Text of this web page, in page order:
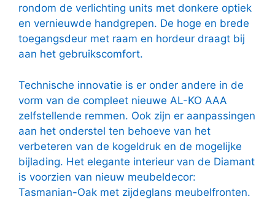
rondom de verlichting units met donkere optiek
en vernieuwde handgrepen. De hoge en brede
toegangsdeur met raam en hordeur draagt bij
aan het gebruikscomfort.
Technische innovatie is er onder andere in de
vorm van de compleet nieuwe AL-KO AAA
zelfstellende remmen. Ook zijn er aanpassingen
aan het onderstel ten behoeve van het
verbeteren van de kogeldruk en de mogelijke
bijlading. Het elegante interieur van de Diamant
is voorzien van nieuw meubeldecor:
Tasmanian-Oak met zijdeglans meubelfronten.